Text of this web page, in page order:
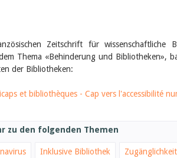
Zeitschrift für wissenschaftliche
Thema «Behinderung und Bibliotheken»,
der Bibliotheken:
et bibliothèques - Cap vers l'accessibilité
zu den folgenden Themen
Inklusive Bibliothek Zugänglichkeit